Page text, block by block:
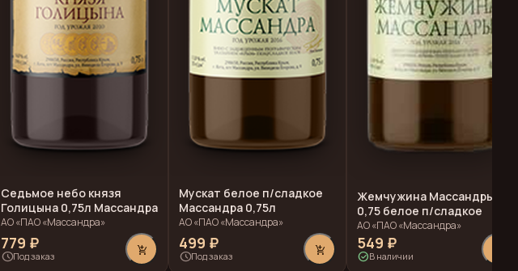
Седьмое небо князя
Голицына 0,75л Массандра
АО «ПАО «Массандра»
779 ₽
scheduleПод заказ add_shopping_cart
Мускат белое п/сладкое
Массандра 0,75л
АО «ПАО «Массандра»
499 ₽
scheduleПод заказ add_shopping_cart
Жемчужина Массандры
0,75 белое п/сладкое
АО «ПАО «Массандра»
549 ₽
check_circleВ наличии